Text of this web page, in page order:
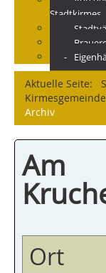
Stadtkirmes
Aktuelle Seite:
Archiv
Am
Ort